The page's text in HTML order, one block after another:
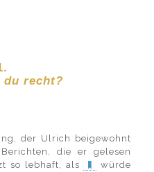
du recht?
der Ulrich beigewohnt
die er gelesen
so lebhaft, als
würde